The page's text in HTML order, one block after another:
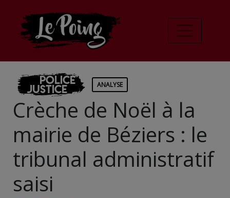
Police
Justice ANALYSE
Crèche de Noël à la
mairie de Béziers : le
tribunal administratif
saisi